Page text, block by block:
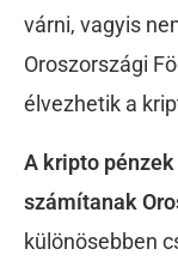
várni, vagyis
Oroszországi
élvezhetik a
A kripto
számítanak
különösebben